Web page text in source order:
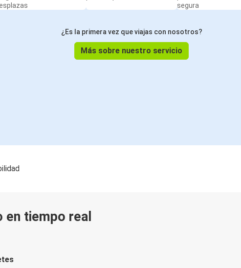
segura
¿Es la primera vez que viajas con nosotros?
Más sobre nuestro servicio
tiempo real